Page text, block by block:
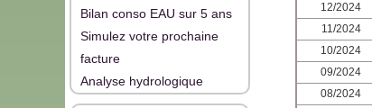
Bilan conso EAU sur 5 ans
Simulez votre prochaine
facture
Analyse hydrologique
12/2024
11/2024
10/2024
09/2024
08/2024